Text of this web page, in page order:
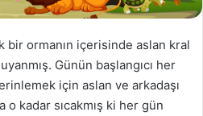
bir ormanın içerisinde aslan kral
Günün başlangıcı her
için aslan ve arkadaşı
o kadar sıcakmış ki her gün